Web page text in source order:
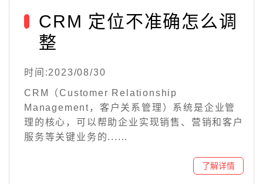
CRM 定位不准确怎么调
整
时间:2023/08/30
CRM（Customer Relationship
Management，客户关系管理）系统是企业管
理的核心，可以帮助企业实现销售、营销和客户
服务等关键业务的......